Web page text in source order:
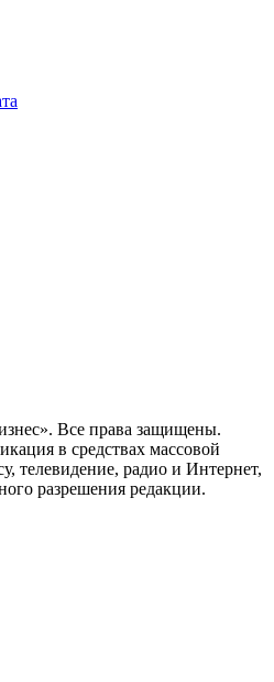
Все права защищены.
в средствах массовой
телевидение, радио и Интернет,
разрешения редакции.